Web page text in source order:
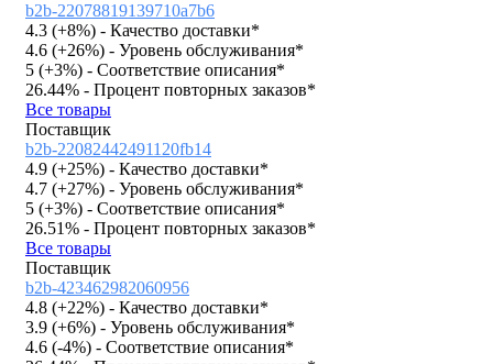
b2b-22078819139710a7b6
4.3 (+8%) - Качество доставки*
4.6 (+26%) - Уровень обслуживания*
5 (+3%) - Соответствие описания*
26.44% - Процент повторных заказов*
Все товары
Поставщик
b2b-22082442491120fb14
4.9 (+25%) - Качество доставки*
4.7 (+27%) - Уровень обслуживания*
5 (+3%) - Соответствие описания*
26.51% - Процент повторных заказов*
Все товары
Поставщик
b2b-423462982060956
4.8 (+22%) - Качество доставки*
3.9 (+6%) - Уровень обслуживания*
4.6 (-4%) - Соответствие описания*